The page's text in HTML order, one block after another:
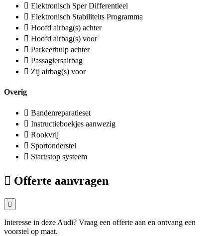
Elektronisch Sper Differentieel
Elektronisch Stabiliteits Programma
Hoofd airbag(s) achter
Hoofd airbag(s) voor
Parkeerhulp achter
Passagiersairbag
Zij airbag(s) voor
Overig
Bandenreparatieset
Instructieboekjes aanwezig
Rookvrij
Sportonderstel
Start/stop systeem
Offerte aanvragen
Interesse in deze Audi? Vraag een offerte aan en ontvang een
voorstel op maat.